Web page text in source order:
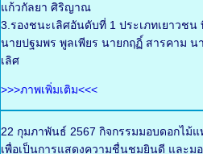
แก้วกัลยา ศิริญาณ
3.รองชนะเลิศอันดับที่ 1 ประเภทเยาวช
นายปฐมพร พูลเพียร นายกฤฏิ์ สารคาม
เลิศ
>>>ภาพเพิ่มเติม<<<
22 กุมภาพันธ์ 2567 กิจกรรมมอบดอกไม้
เพื่อเป็นการแสดงความชื่นชมยินดี และม